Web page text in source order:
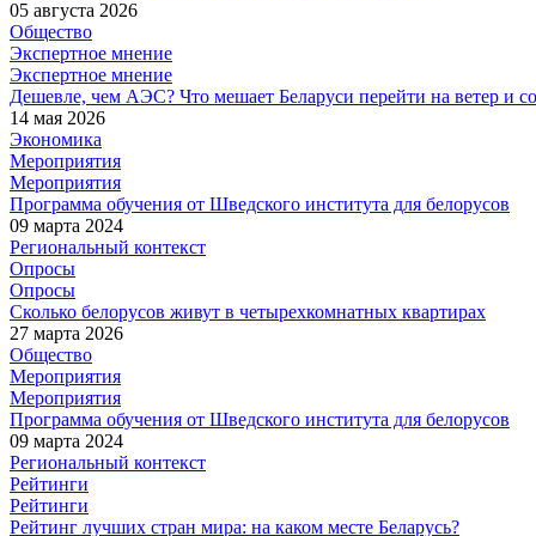
05 августа 2026
Общество
Экспертное мнение
Экспертное мнение
Дешевле, чем АЭС? Что мешает Беларуси перейти на ветер и
14 мая 2026
Экономика
Мероприятия
Мероприятия
Программа обучения от Шведского института для белорусов
09 марта 2024
Региональный контекст
Опросы
Опросы
Сколько белорусов живут в четырехкомнатных квартирах
27 марта 2026
Общество
Мероприятия
Мероприятия
Программа обучения от Шведского института для белорусов
09 марта 2024
Региональный контекст
Рейтинги
Рейтинги
Рейтинг лучших стран мира: на каком месте Беларусь?